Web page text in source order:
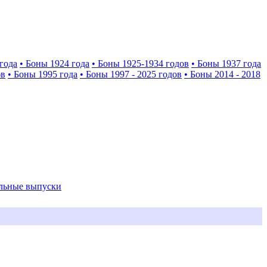
• Боны 1924 года • Боны 1925-1934 годов • Боны 1937 года
• Боны 1995 года • Боны 1997 - 2025 годов • Боны 2014 - 2018
выпуски